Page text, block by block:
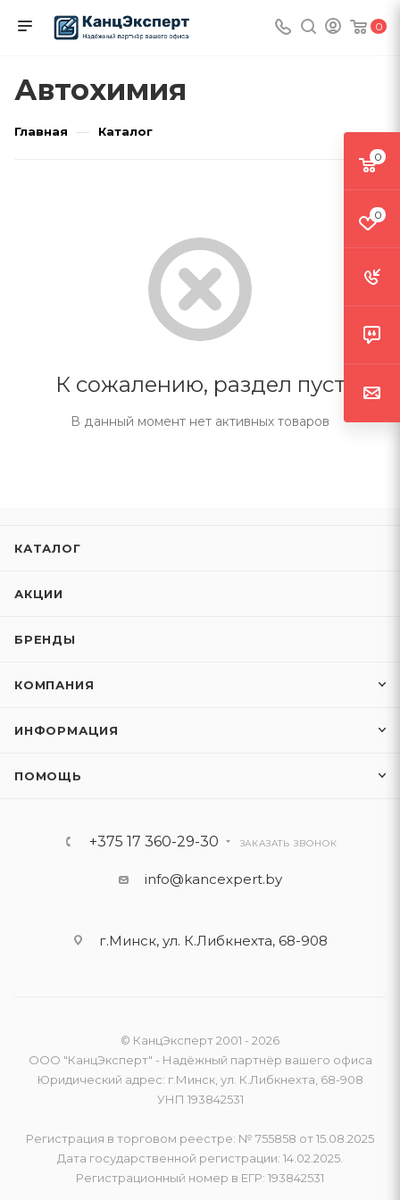
0
Автохимия
Главная — Каталог
К сожалению, раздел пуст
В данный момент нет активных товаров
КАТАЛОГ
АКЦИИ
БРЕНДЫ
КОМПАНИЯ
ИНФОРМАЦИЯ
ПОМОЩЬ
+375 17 360-29-30 ЗАКАЗАТЬ ЗВОНОК
info@kancexpert.by
г.Минск, ул. К.Либкнехта, 68-908
© КанцЭксперт 2001 - 2026
ООО "КанцЭксперт" - Надёжный партнёр вашего офиса
Юридический адрес: г.Минск, ул. К.Либкнехта, 68-908
УНП 193842531
Регистрация в торговом реестре: № 755858 от 15.08.2025
Дата государственной регистрации: 14.02.2025.
Регистрационный номер в ЕГР: 193842531
0
0